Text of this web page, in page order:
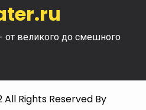
великого до смешного
Rights Reserved By